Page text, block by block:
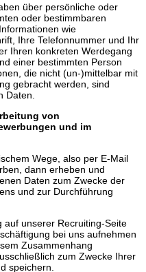
über persönliche oder
oder bestimmbaren
wie
Ihre Telefonnummer und Ihr
Ihren konkreten Werdegang
einer bestimmten Person
die nicht (un-)mittelbar mit
gebracht werden, sind
Daten.
von
und im
Wege, also per E-Mail
dann erheben und
Daten zum Zwecke der
und zur Durchführung
auf unserer Recruiting-Seite
bei uns aufnehmen
Zusammenhang
zum Zwecke Ihrer
speichern.